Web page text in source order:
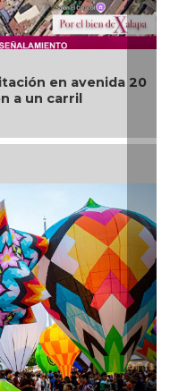
de seguridad
de motociclistas en